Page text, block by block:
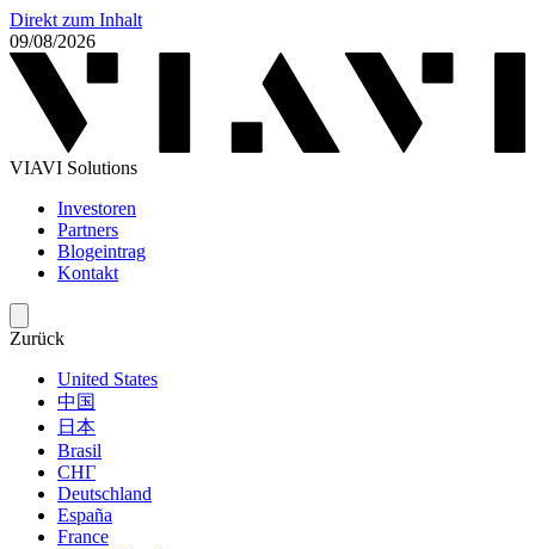
Direkt zum Inhalt
09/08/2026
VIAVI Solutions
Investoren
Partners
Blogeintrag
Kontakt
Zurück
United States
中国
日本
Brasil
СНГ
Deutschland
España
France